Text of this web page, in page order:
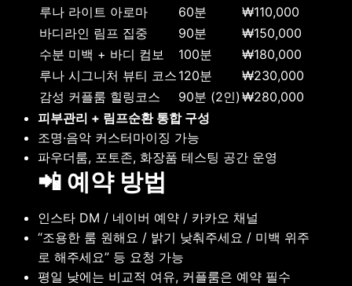
루나 라이트 아로마
60분
₩110,000
바디라인 림프 집중
90분
₩150,000
수분 미백 + 바디 컴보
100분
₩180,000
루나 시그니처 뷰티 코스 120분
₩230,000
감성 커플룸 힐링코스
90분 (2인) ₩280,000
피부관리 + 림프순환 통합 구성
조명·음악 커스터마이징 가능
파우더룸, 포토존, 화장품 테스팅 공간 운영
📲 예약 방법
인스타 DM / 네이버 예약 / 카카오 채널
“조용한 룸 원해요 / 밝기 낮춰주세요 / 미백 위주
로 해주세요” 등 요청 가능
평일 낮에는 비교적 여유, 커플룸은 예약 필수